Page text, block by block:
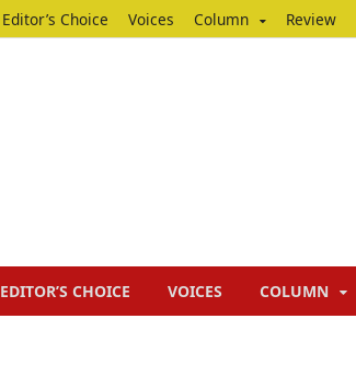
Editor’s Choice Voices Column Review
EDITOR’S CHOICE VOICES COLUMN